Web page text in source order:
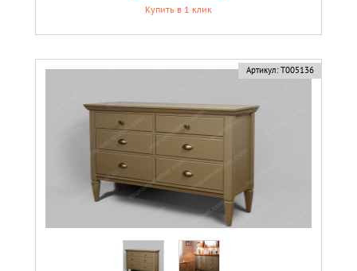
Купить в 1 клик
Артикул: Т005136